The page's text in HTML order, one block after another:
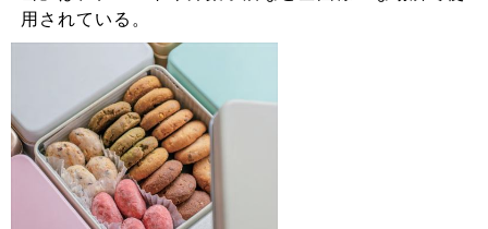
用されている。